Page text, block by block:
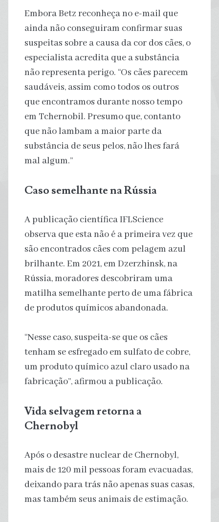
Embora Betz reconheça no e-mail que
ainda não conseguiram confirmar suas
suspeitas sobre a causa da cor dos cães, o
especialista acredita que a substância
não representa perigo. “Os cães parecem
saudáveis, assim como todos os outros
que encontramos durante nosso tempo
em Tchernobil. Presumo que, contanto
que não lambam a maior parte da
substância de seus pelos, não lhes fará
mal algum.”
Caso semelhante na Rússia
A publicação científica IFLScience
observa que esta não é a primeira vez que
são encontrados cães com pelagem azul
brilhante. Em 2021, em Dzerzhinsk, na
Rússia, moradores descobriram uma
matilha semelhante perto de uma fábrica
de produtos químicos abandonada.
“Nesse caso, suspeita-se que os cães
tenham se esfregado em sulfato de cobre,
um produto químico azul claro usado na
fabricação”, afirmou a publicação.
Vida selvagem retorna a
Chernobyl
Após o desastre nuclear de Chernobyl,
mais de 120 mil pessoas foram evacuadas,
deixando para trás não apenas suas casas,
mas também seus animais de estimação.